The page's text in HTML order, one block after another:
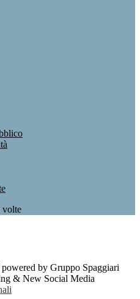
volte
by Gruppo Spaggiari
& New Social Media